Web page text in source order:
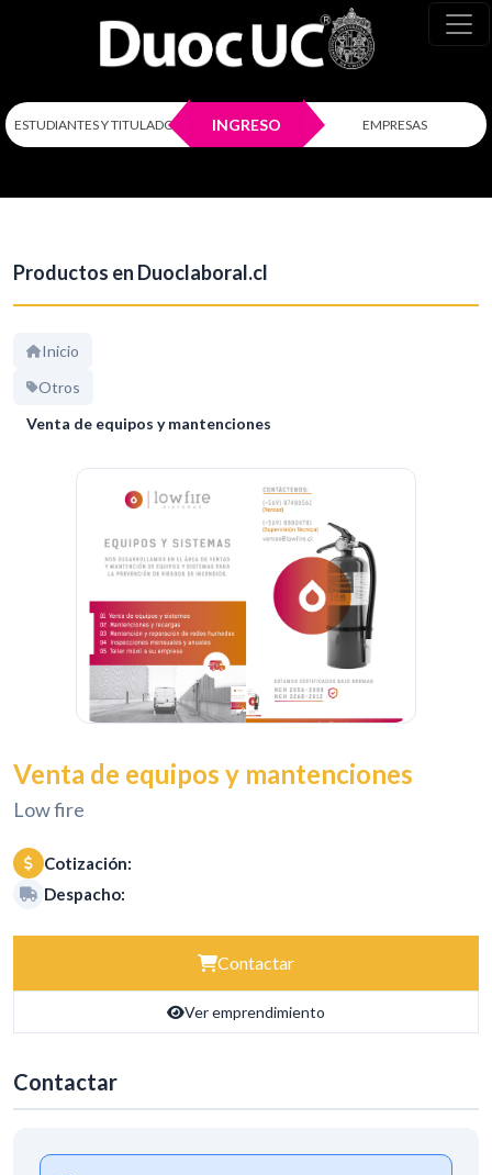
ESTUDIANTES Y TITULADOS INGRESO EMPRESAS
Productos en Duoclaboral.cl
Inicio
Otros
Venta de equipos y mantenciones
Venta de equipos y mantenciones
Low fire
Cotización:
Despacho:
Contactar
Ver emprendimiento
Contactar